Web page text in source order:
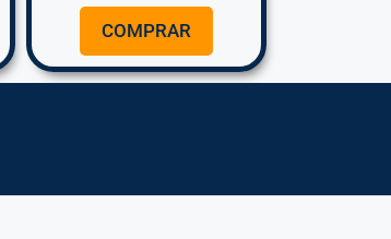
COMPRAR